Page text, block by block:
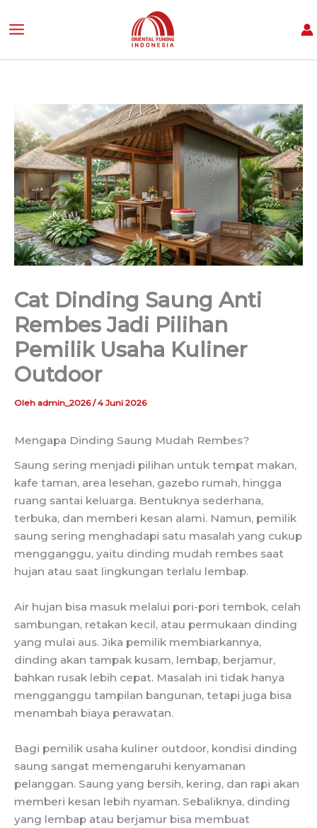
ke
Cat Dinding Saung Anti
Rembes Jadi Pilihan
Pemilik Usaha Kuliner
Outdoor
Oleh admin_2026/4 Juni 2026
Mengapa Dinding Saung Mudah Rembes?
Saung sering menjadi pilihan untuk tempat makan,
kafe taman, area lesehan, gazebo rumah, hingga
ruang santai keluarga. Bentuknya sederhana,
terbuka, dan memberi kesan alami. Namun, pemilik
saung sering menghadapi satu masalah yang cukup
mengganggu, yaitu dinding mudah rembes saat
hujan atau saat lingkungan terlalu lembap.
Air hujan bisa masuk melalui pori-pori tembok, celah
sambungan, retakan kecil, atau permukaan dinding
yang mulai aus. Jika pemilik membiarkannya,
dinding akan tampak kusam, lembap, berjamur,
bahkan rusak lebih cepat. Masalah ini tidak hanya
mengganggu tampilan bangunan, tetapi juga bisa
menambah biaya perawatan.
Bagi pemilik usaha kuliner outdoor, kondisi dinding
saung sangat memengaruhi kenyamanan
pelanggan. Saung yang bersih, kering, dan rapi akan
memberi kesan lebih nyaman. Sebaliknya, dinding
yang lembap atau berjamur bisa membuat
r